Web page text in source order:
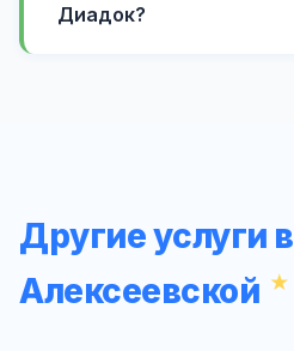
Диадок?
Другие услуги в
Алексеевской